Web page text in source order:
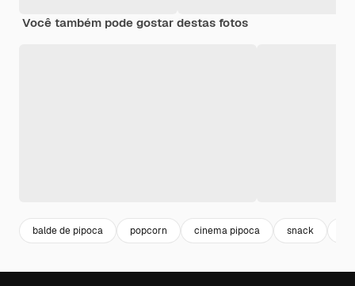
Você também pode gostar destas fotos
balde de pipoca popcorn cinema pipoca snack